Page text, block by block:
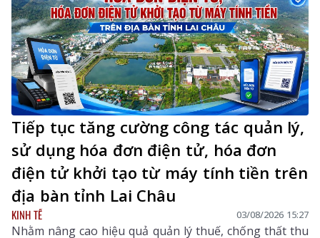
Tiếp tục tăng cường công tác quản lý,
sử dụng hóa đơn điện tử, hóa đơn
điện tử khởi tạo từ máy tính tiền trên
địa bàn tỉnh Lai Châu
KINH TẾ 03/08/2026 15:27
Nhằm nâng cao hiệu quả quản lý thuế, chống thất thu